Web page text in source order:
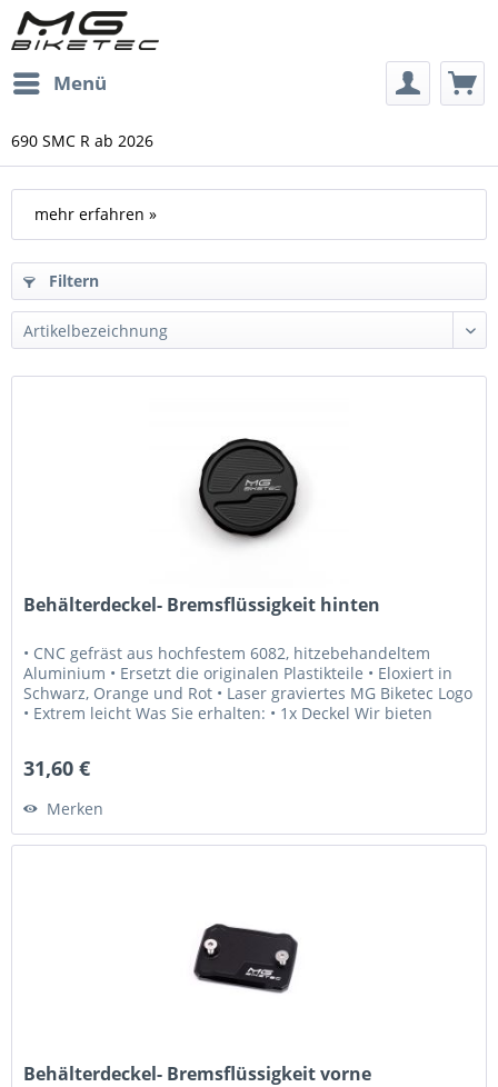
Menü
690 SMC R ab 2026
mehr erfahren »
Filtern
Behälterdeckel- Bremsflüssigkeit hinten
• CNC gefräst aus hochfestem 6082, hitzebehandeltem
Aluminium • Ersetzt die originalen Plastikteile • Eloxiert in
Schwarz, Orange und Rot • Laser graviertes MG Biketec Logo
• Extrem leicht Was Sie erhalten: • 1x Deckel Wir bieten
31,60 €
Merken
Behälterdeckel- Bremsflüssigkeit vorne